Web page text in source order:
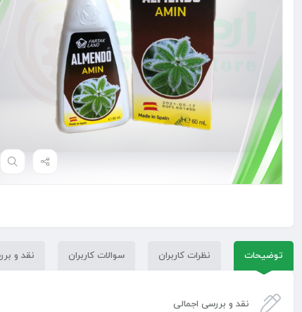
توضیحات نظرات کاربران سوالات کاربران نقد و
نقد و بررسی اجمالی